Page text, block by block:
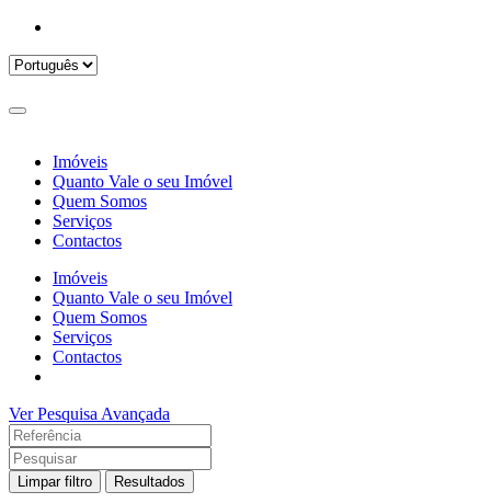
Imóveis
Quanto Vale o seu Imóvel
Quem Somos
Serviços
Contactos
Imóveis
Quanto Vale o seu Imóvel
Quem Somos
Serviços
Contactos
Ver Pesquisa Avançada
Limpar filtro Resultados